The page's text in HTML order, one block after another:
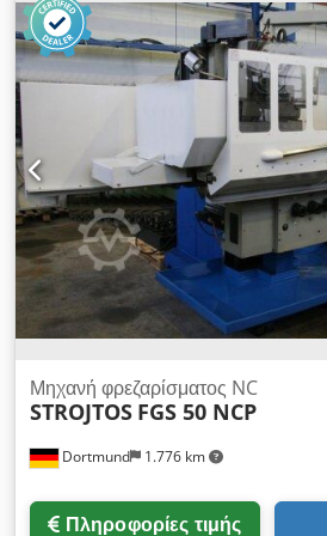
530. Η μηχανή πωλείται χωρίς εργαλεία
κατάσταση πολύ καλή, μπορεί να
στιγμή χωρίς ηλεκτρικό ρεύμα.
Dortmund 1.776 km
Μηχανή φρεζαρίσματος NC
STROJTOS FGS 50 NCP
Πληροφορίες τιμής